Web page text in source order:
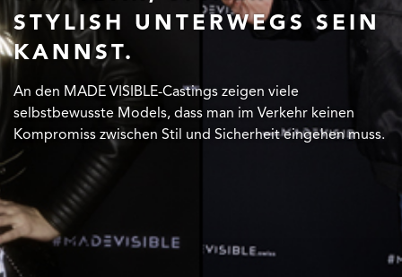
STYLISH UNTERWEGS SEIN
KANNST.
An den MADE VISIBLE-Castings zeigen viele
selbstbewusste Models, dass man im Verkehr keinen
Kompromiss zwischen Stil und Sicherheit eingehen muss.
STYLISH UNTERWEGS SEIN
KANNST.
An den MADE VISIBLE-Castings zeigen viele
selbstbewusste Models, dass man im Verkehr keinen
Kompromiss zwischen Stil und Sicherheit eingehen muss.
STYLISH UNTERWEGS SEIN
KANNST.
An den MADE VISIBLE-Castings zeigen viele
selbstbewusste Models, dass man im Verkehr keinen
Kompromiss zwischen Stil und Sicherheit eingehen muss.